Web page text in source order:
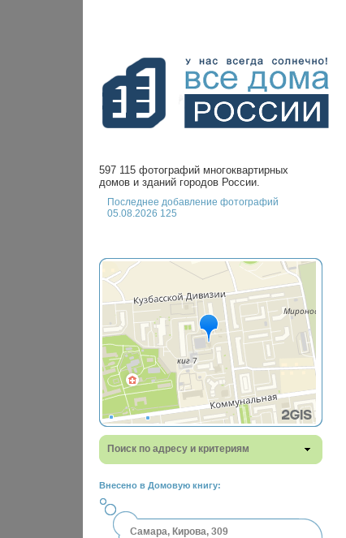
597 115 фотографий многоквартирных
домов и зданий городов России.
Последнее добавление фотографий
05.08.2026 125
Поиск по адресу и критериям
Внесено в Домовую книгу:
Самара, Кирова, 309